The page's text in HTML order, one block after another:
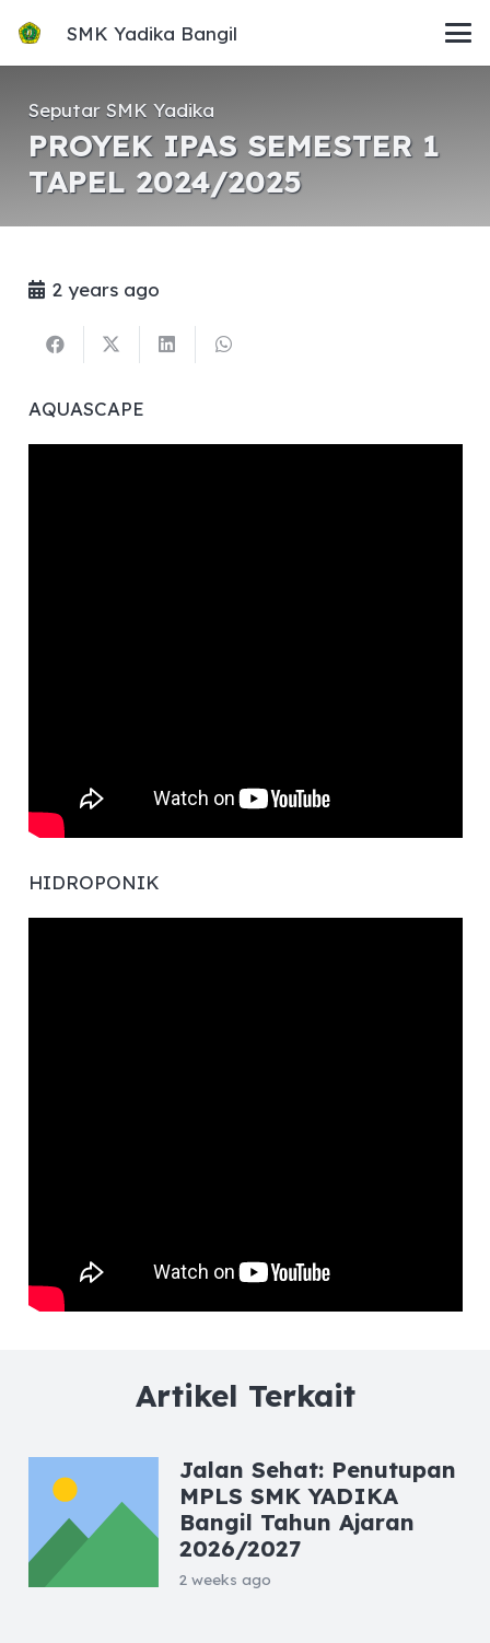
SMK Yadika Bangil
Seputar SMK Yadika
PROYEK IPAS SEMESTER 1
TAPEL 2024/2025
2 years ago
AQUASCAPE
HIDROPONIK
Artikel Terkait
Jalan Sehat: Penutupan
MPLS SMK YADIKA
Bangil Tahun Ajaran
2026/2027
2 weeks ago